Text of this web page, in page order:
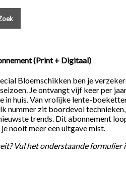
(Print + Digitaal)
Bloemschikken ben je
Je ontvangt vijf keer per
in huis. Van vrolijke lente-
nummer zit boordevol technieken,
trends. Dit abonnement
nooit meer een uitgave mist.
Vul het onderstaande formulier